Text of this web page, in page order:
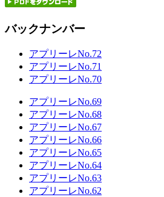
バックナンバー
アプリーレNo.72
アプリーレNo.71
アプリーレNo.70
アプリーレNo.69
アプリーレNo.68
アプリーレNo.67
アプリーレNo.66
アプリーレNo.65
アプリーレNo.64
アプリーレNo.63
アプリーレNo.62